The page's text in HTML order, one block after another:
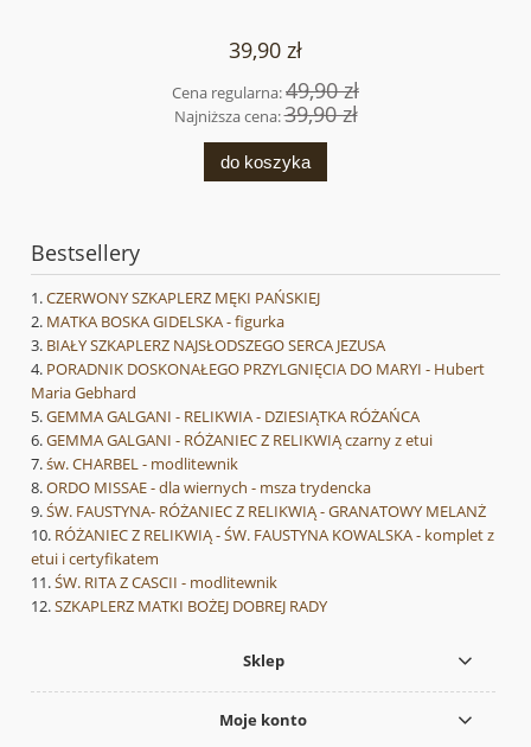
39,90 zł
Cena regularna:49,90 zł
Najniższa cena:39,90 zł
do koszyka
Bestsellery
CZERWONY SZKAPLERZ MĘKI PAŃSKIEJ
MATKA BOSKA GIDELSKA - figurka
BIAŁY SZKAPLERZ NAJSŁODSZEGO SERCA JEZUSA
PORADNIK DOSKONAŁEGO PRZYLGNIĘCIA DO MARYI - Hubert
Maria Gebhard
GEMMA GALGANI - RELIKWIA - DZIESIĄTKA RÓŻAŃCA
GEMMA GALGANI - RÓŻANIEC Z RELIKWIĄ czarny z etui
św. CHARBEL - modlitewnik
ORDO MISSAE - dla wiernych - msza trydencka
ŚW. FAUSTYNA- RÓŻANIEC Z RELIKWIĄ - GRANATOWY MELANŻ
RÓŻANIEC Z RELIKWIĄ - ŚW. FAUSTYNA KOWALSKA - komplet z
etui i certyfikatem
ŚW. RITA Z CASCII - modlitewnik
SZKAPLERZ MATKI BOŻEJ DOBREJ RADY
Sklep
Moje konto